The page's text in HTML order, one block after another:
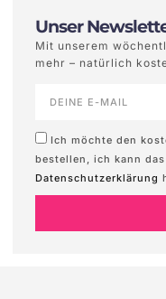
Unser
Mit unserem
mehr – natürlich
Ich möchte den
bestellen, ich kann
Datenschutzerklärung